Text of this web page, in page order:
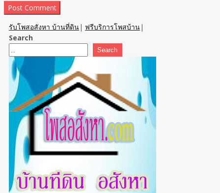
รับโพสอสังหา บ้านที่ดิน| ฟรีบริการโพสบ้าน|
Search
Search